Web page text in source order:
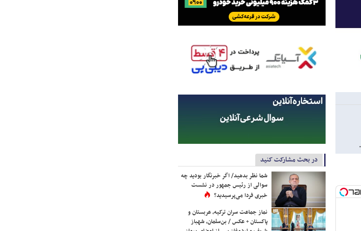
در بحث مشارکت کنید
شما نظر بدهید/ اگر خبرنگار بودید چه
سوالی از رئیس جمهور در نشست
خبری فردا می‌پرسیدید؟
نماز جماعت سران ترکیه، عربستان و
پاکستان + عکس / بن‌سلمان، شهباز